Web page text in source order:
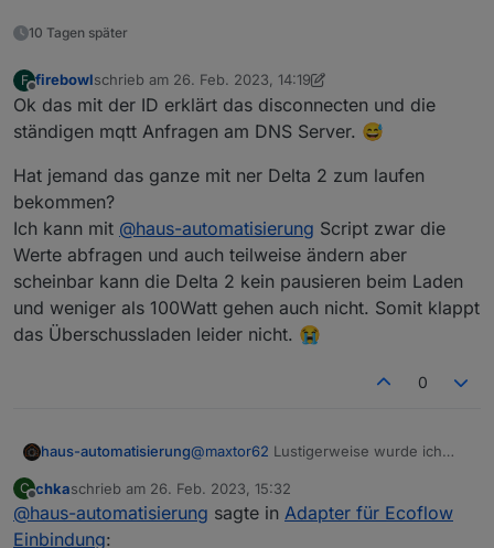
10 Tagen später
F
Offline
firebowlschrieb am 26. Feb. 2023, 14:19
zuletzt editiert von firebowl
Ok das mit der ID erklärt das disconnecten und die
ständigen mqtt Anfragen am DNS Server. 😅
Hat jemand das ganze mit ner Delta 2 zum laufen
bekommen?
Ich kann mit @haus-automatisierung Script zwar die
Werte abfragen und auch teilweise ändern aber
scheinbar kann die Delta 2 kein pausieren beim Laden
und weniger als 100Watt gehen auch nicht. Somit klappt
das Überschussladen leider nicht. 😭
0
haus-automatisierung@maxtor62 Lustigerweise wurde ich
meine Config hier geteilt habe.
Wichtiger Hinweis: Bitte denkt euch
eine eigene, eindeutige Client-ID aus!
C
Offline
chkaschrieb am 26. Feb. 2023, 15:32
zuletzt editiert von
@haus-automatisierung sagte in Adapter für Ecoflow
Einbindung: